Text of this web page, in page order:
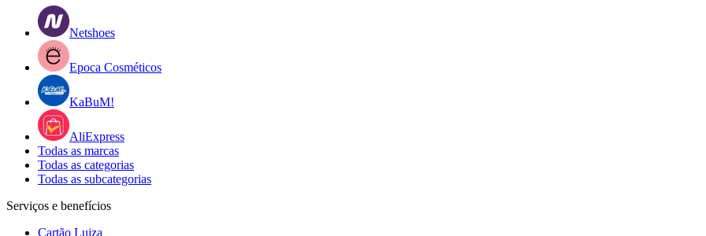
Netshoes
Epoca Cosméticos
KaBuM!
AliExpress
Todas as marcas
Todas as categorias
Todas as subcategorias
Serviços e benefícios
Cartão Luiza